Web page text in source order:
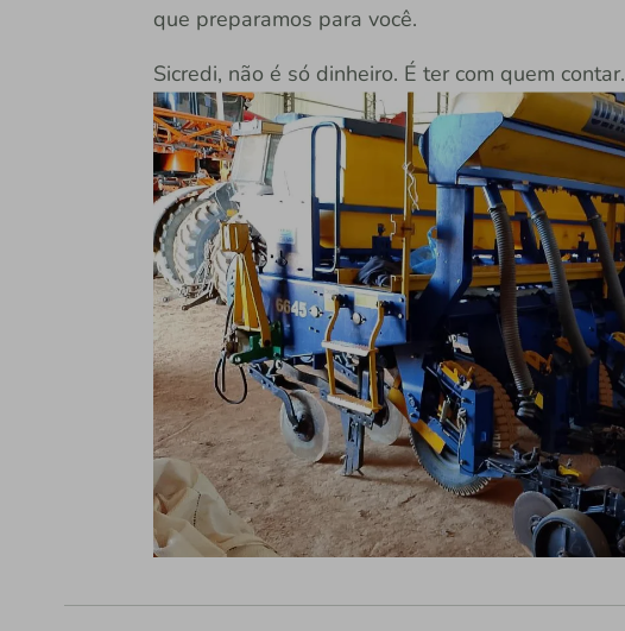
que preparamos para você.
Sicredi, não é só dinheiro. É ter com quem contar.